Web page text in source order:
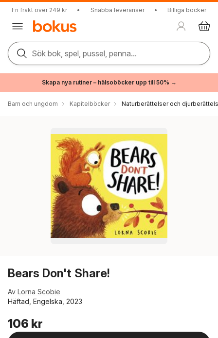
Fri frakt över 249 kr • Snabba leveranser • Billiga böcker
Sök bok, spel, pussel, penna...
Skapa nya rutiner – hälsoböcker upp till 50% →
Barn och ungdom Kapitelböcker Naturberättelser och
Bears Don't Share!
Av Lorna Scobie
Häftad, Engelska, 2023
106 kr